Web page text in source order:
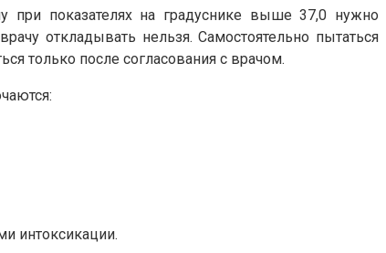
при показателях на градуснике выше 37,0 нужно
откладывать нельзя. Самостоятельно пытаться
только после согласования с врачом.
интоксикации.